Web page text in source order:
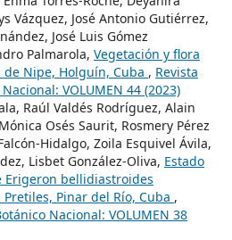
Vázquez, José Antonio Gutiérrez,
José Luis Gómez
Palmarola, Vegetación y flora
de Nipe, Holguín, Cuba , Revista
VOLUMEN 44 (2023)
Raúl Valdés Rodríguez, Alain
Osés Saurit, Rosmery Pérez
Hidalgo, Zoila Esquivel Ávila,
Lisbet González-Oliva, Estado
Erigeron bellidiastroides
Pretiles, Pinar del Río, Cuba ,
Nacional: VOLUMEN 38